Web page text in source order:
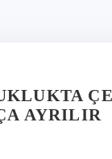
AYRILIR